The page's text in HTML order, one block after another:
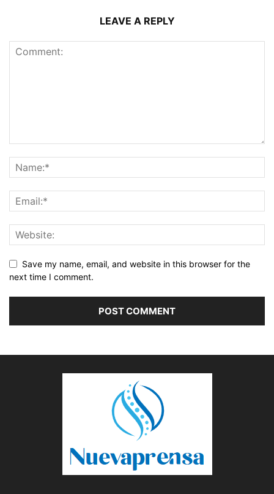
LEAVE A REPLY
Save my name, email, and website in this browser for the
next time I comment.